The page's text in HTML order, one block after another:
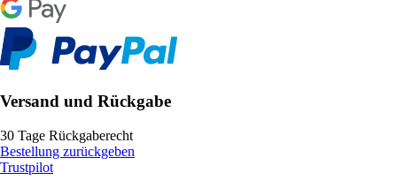
Versand und Rückgabe
30 Tage Rückgaberecht
Bestellung zurückgeben
Trustpilot